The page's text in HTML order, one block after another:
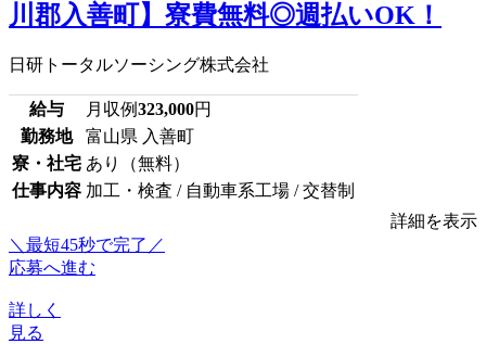
川郡入善町】寮費無料◎週払いOK！
日研トータルソーシング株式会社
給与 月収例323,000円
勤務地
富山県 入善町
寮・社宅 あり（無料）
仕事内容 加工・検査 / 自動車系工場 / 交替制
詳細を表示
＼最短45秒で完了／
応募へ進む
詳しく
見る